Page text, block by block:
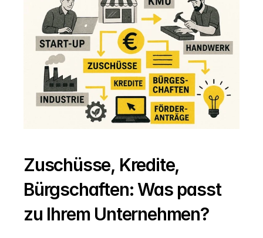
Zuschüsse, Kredite,
Bürgschaften: Was passt
zu Ihrem Unternehmen?